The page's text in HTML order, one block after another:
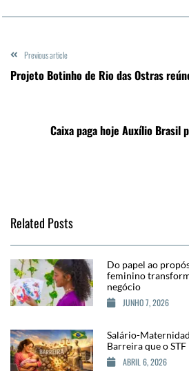
Previous article
Projeto Botinho de Rio das Ostras
Caixa paga hoje Auxílio Brasil
Related Posts
Do papel ao
feminino
negócio
JUNHO 7, 2026
Salário-
Barreira que o
ABRIL 6, 2026